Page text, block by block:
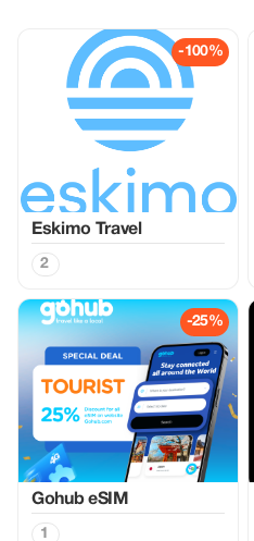
-100%
Eskimo Travel
2
-25%
Gohub eSIM
1